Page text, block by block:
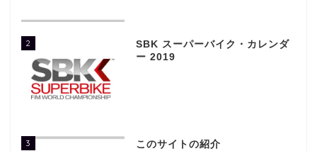
2
SBK スーパーバイク・カレンダ
ー 2019
3 このサイトの紹介